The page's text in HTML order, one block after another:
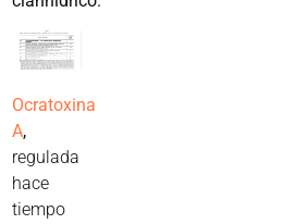
Ocratoxina
A,
regulada
hace
tiempo